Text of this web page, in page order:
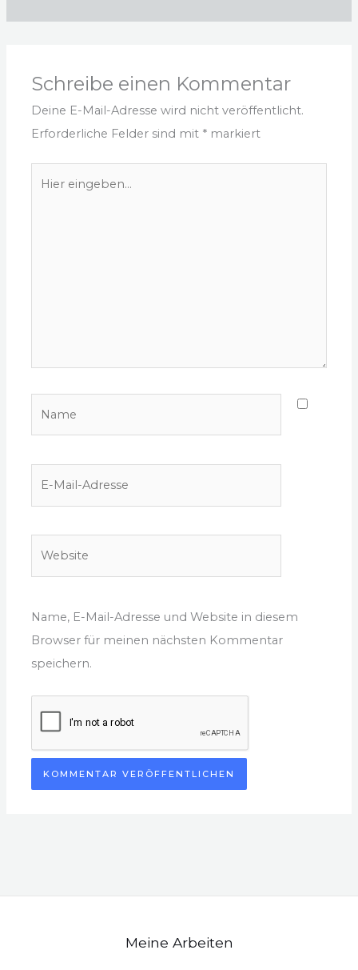
Schreibe einen Kommentar
Deine E-Mail-Adresse wird nicht veröffentlicht.
Erforderliche Felder sind mit * markiert
Name, E-Mail-Adresse und Website in diesem
Browser für meinen nächsten Kommentar
speichern.
Meine Arbeiten